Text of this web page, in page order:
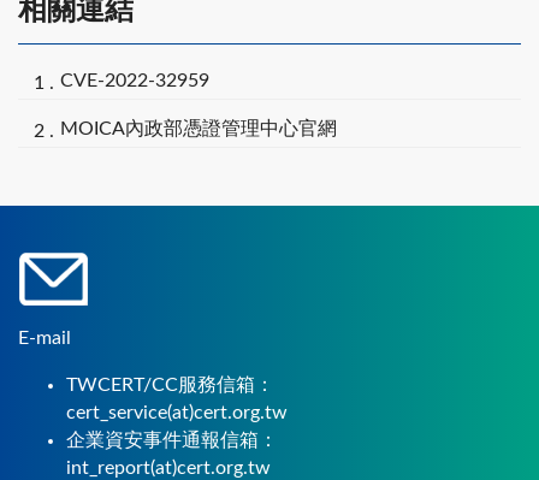
相關連結
CVE-2022-32959
MOICA內政部憑證管理中心官網
E-mail
TWCERT/CC服務信箱：
cert_service(at)cert.org.tw
企業資安事件通報信箱：
int_report(at)cert.org.tw